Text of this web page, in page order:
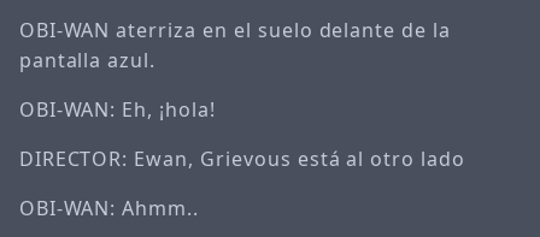
OBI-WAN aterriza en el suelo delante de la
pantalla azul.
OBI-WAN: Eh, ¡hola!
DIRECTOR: Ewan, Grievous está al otro lado
OBI-WAN: Ahmm..